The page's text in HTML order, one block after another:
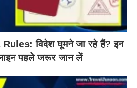
विदेश घूमने जा रहे हैं? इन
पहले जरूर जान लें